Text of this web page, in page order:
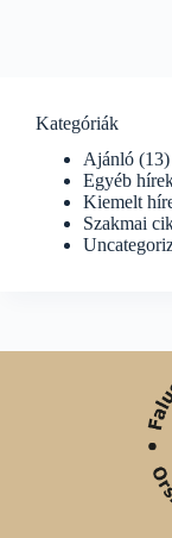
Kategóriák
Ajánló (13)
Egyéb
Kiemelt
Szakmai